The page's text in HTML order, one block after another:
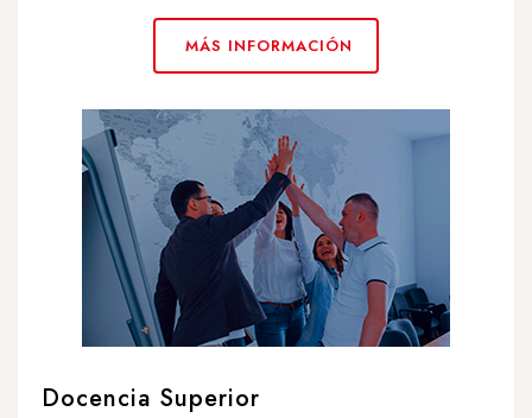
MÁS INFORMACIÓN
Docencia Superior